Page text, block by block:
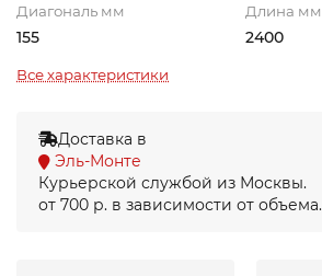
Диагональ мм
155
Длина мм
2400
Все характеристики
Доставка в
Эль-Монте
Курьерской службой из Москвы.
от 700 р. в зависимости от объема.